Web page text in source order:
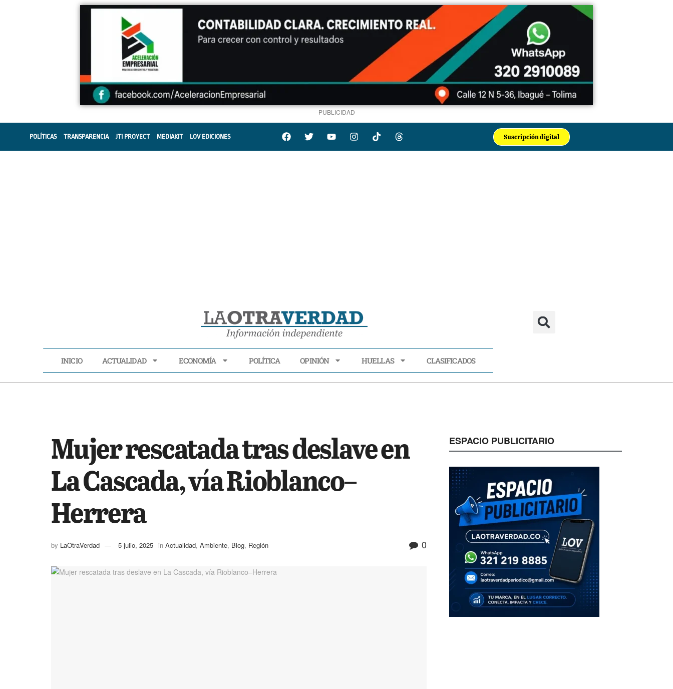
PUBLICIDAD
POLÍTICAS TRANSPARENCIA JTI PROYECT MEDIAKIT LOV EDICIONES Suscripción digital
INICIO ACTUALIDAD ECONOMÍA POLÍTICA OPINIÓN HUELLAS CLASIFICADOS
Mujer rescatada tras deslave en
La Cascada, vía Rioblanco–
Herrera
by LaOtraVerdad 5 julio, 2025 in Actualidad, Ambiente, Blog, Región 0
ESPACIO PUBLICITARIO